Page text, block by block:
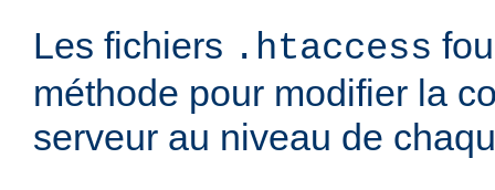
Les fichiers .htaccess
méthode pour modifier la
serveur au niveau de